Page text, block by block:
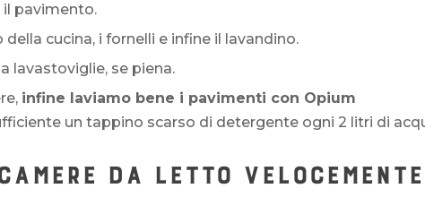
il pavimento.
cucina, i fornelli e infine il lavandino.
lavastoviglie, se piena.
infine laviamo bene i pavimenti con Opium
un tappino scarso di detergente ogni 2 litri di
DA LETTO VELOCEMENTE